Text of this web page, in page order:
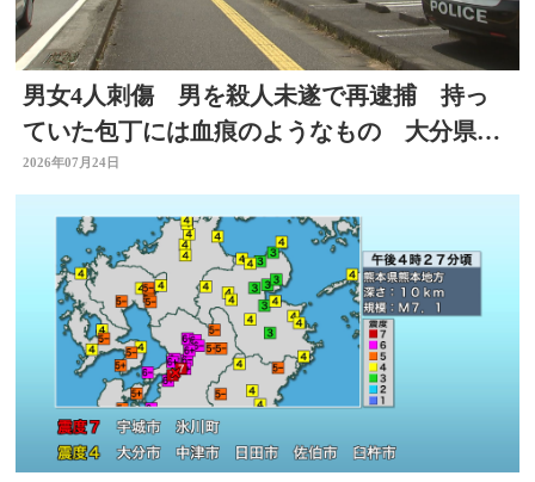
男女4人刺傷 男を殺人未遂で再逮捕 持っ
ていた包丁には血痕のようなもの 大分県佐
伯市
2026年07月24日